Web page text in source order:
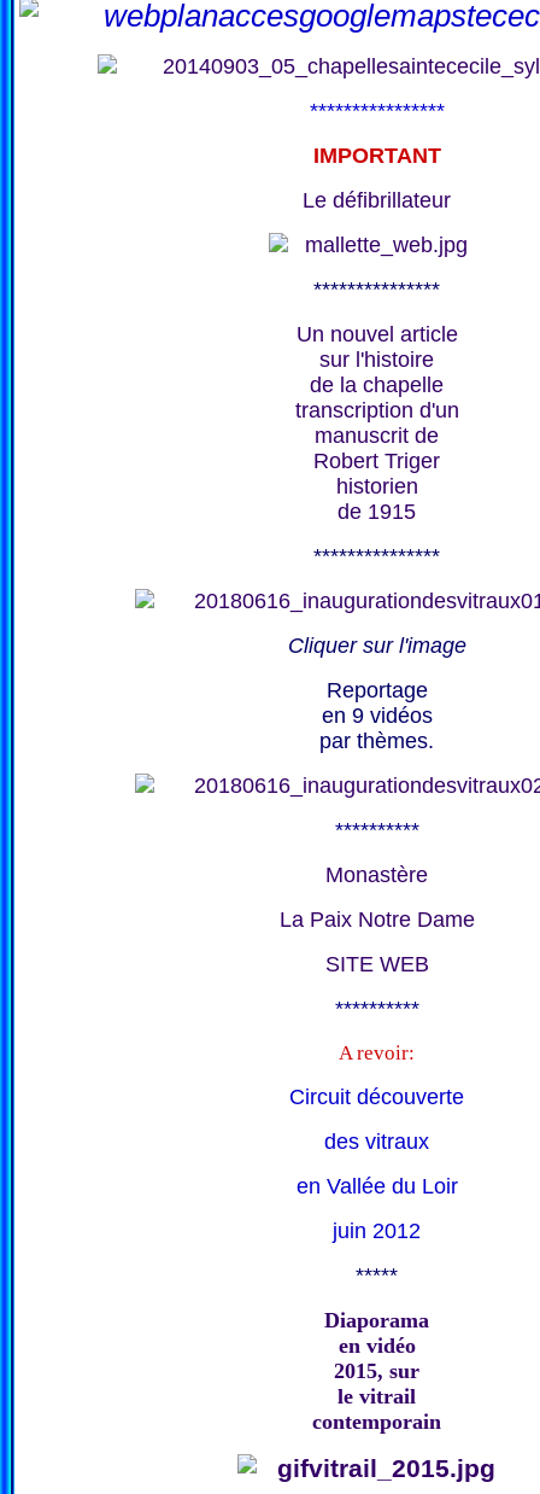
****************
IMPORTANT
Le défibrillateur
***************
Un nouvel article
sur l'histoire
de la chapelle
transcription d'un
manuscrit de
Robert Triger
historien
de 1915
***************
Cliquer sur l'image
Reportage
en 9 vidéos
par thèmes.
**********
Monastère
La Paix Notre Dame
SITE WEB
**********
A revoir:
Circuit découverte
des vitraux
en Vallée du Loir
juin 2012
*****
Diaporama
en vidéo
2015, sur
le vitrail
contemporain